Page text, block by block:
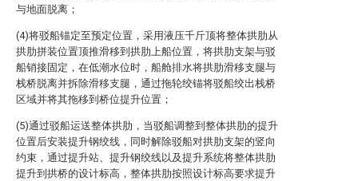
与地面脱离；
(4)将驳船锚定至预定位置，采用液压千斤顶将整体拱肋从
拱肋拼装位置顶推滑移到拱肋上船位置，将拱肋支架与驳
船销接固定，在低潮水位时，船舱排水将拱肋滑移支腿与
栈桥脱离并拆除滑移支腿，通过拖轮绞锚将驳船绞出栈桥
区域并将其拖移到桥位提升位置；
(5)通过驳船运送整体拱肋，当驳船调整到整体拱肋的提升
位置后安装提升钢绞线，同时解除驳船对拱肋支架的竖向
约束，通过提升站、提升钢绞线以及提升系统将整体拱肋
提升到拱桥的设计标高，整体拱肋按照设计标高要求提升